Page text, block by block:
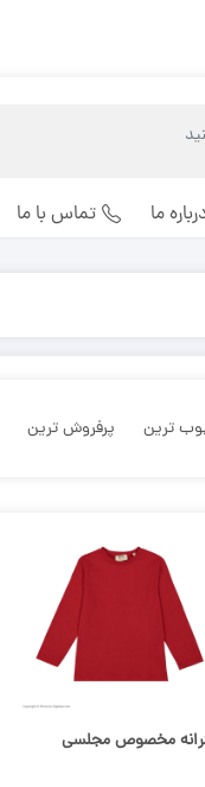
ما تماس با ما
ترین پرفروش ترین
مخصوص مجلسی